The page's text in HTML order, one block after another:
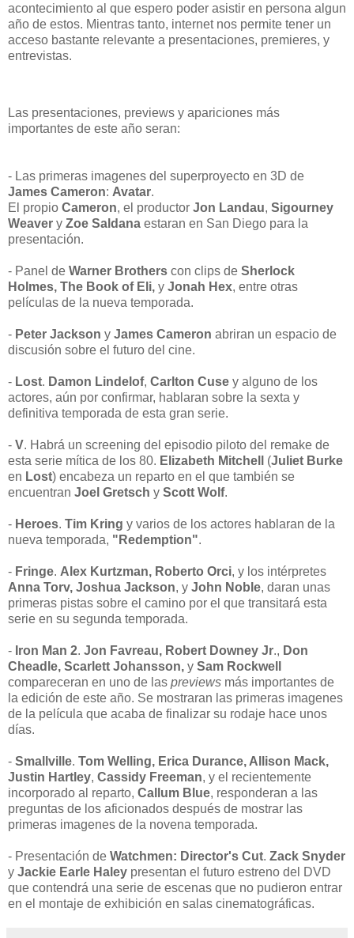
acontecimiento al que espero poder asistir en persona algun
año de estos. Mientras tanto, internet nos permite tener un
acceso bastante relevante a presentaciones, premieres, y
entrevistas.
Las presentaciones, previews y apariciones más
importantes de este año seran:
- Las primeras imagenes del superproyecto en 3D de
James Cameron: Avatar.
El propio Cameron, el productor Jon Landau, Sigourney
Weaver y Zoe Saldana estaran en San Diego para la
presentación.
- Panel de Warner Brothers con clips de Sherlock
Holmes, The Book of Eli, y Jonah Hex, entre otras
películas de la nueva temporada.
- Peter Jackson y James Cameron abriran un espacio de
discusión sobre el futuro del cine.
- Lost. Damon Lindelof, Carlton Cuse y alguno de los
actores, aún por confirmar, hablaran sobre la sexta y
definitiva temporada de esta gran serie.
- V. Habrá un screening del episodio piloto del remake de
esta serie mítica de los 80. Elizabeth Mitchell (Juliet Burke
en Lost) encabeza un reparto en el que también se
encuentran Joel Gretsch y Scott Wolf.
- Heroes. Tim Kring y varios de los actores hablaran de la
nueva temporada, "Redemption".
- Fringe. Alex Kurtzman, Roberto Orci, y los intérpretes
Anna Torv, Joshua Jackson, y John Noble, daran unas
primeras pistas sobre el camino por el que transitará esta
serie en su segunda temporada.
- Iron Man 2. Jon Favreau, Robert Downey Jr., Don
Cheadle, Scarlett Johansson, y Sam Rockwell
compareceran en uno de las previews más importantes de
la edición de este año. Se mostraran las primeras imagenes
de la película que acaba de finalizar su rodaje hace unos
días.
- Smallville. Tom Welling, Erica Durance, Allison Mack,
Justin Hartley, Cassidy Freeman, y el recientemente
incorporado al reparto, Callum Blue, responderan a las
preguntas de los aficionados después de mostrar las
primeras imagenes de la novena temporada.
- Presentación de Watchmen: Director's Cut. Zack Snyder
y Jackie Earle Haley presentan el futuro estreno del DVD
que contendrá una serie de escenas que no pudieron entrar
en el montaje de exhibición en salas cinematográficas.